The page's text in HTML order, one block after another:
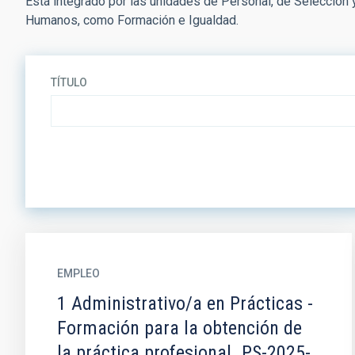
Humanos, como Formación e Igualdad.
TÍTULO
EMPLEO
1 Administrativo/a en Prácticas -
Formación para la obtención de